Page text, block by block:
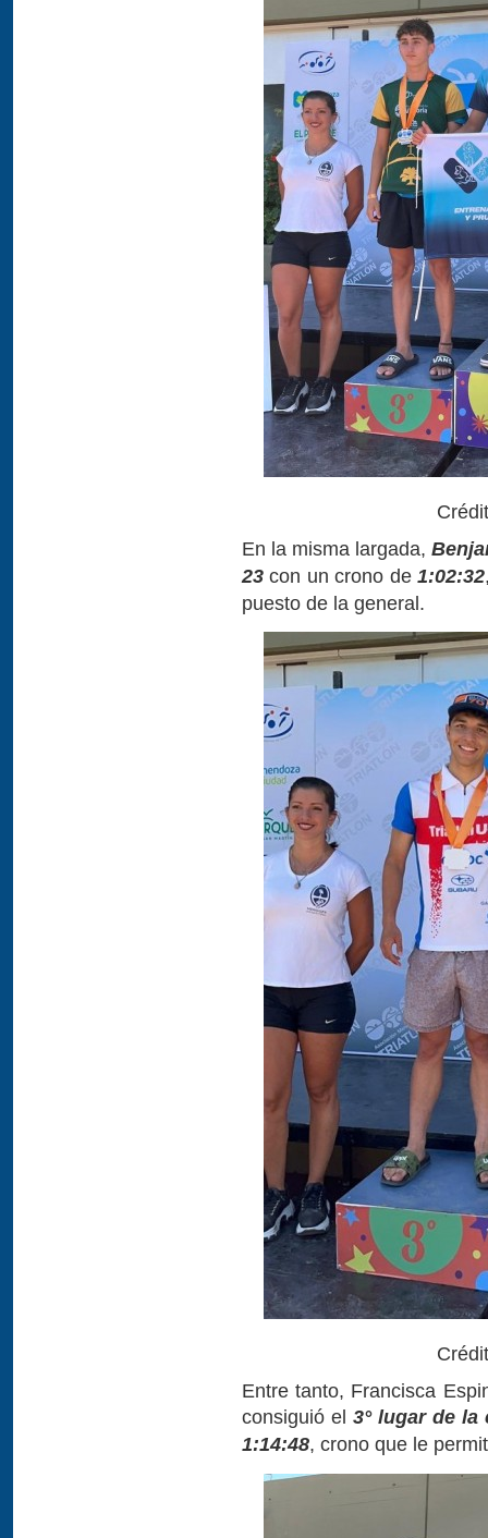
En la misma largada,
23 con un crono de 1:02:32
puesto de la general.
Entre tanto, Francisca
consiguió el 3° lugar de
1:14:48, crono que le